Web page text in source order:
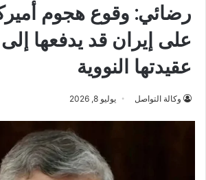
رضائي: وقوع هجوم
على إيران قد يدفعها إلى
عقيدتها النووية
وكالة التواصل يوليو 8, 2026